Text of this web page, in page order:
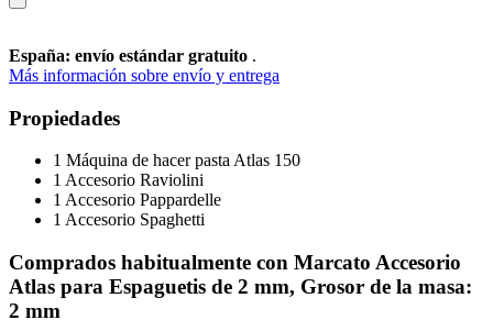
España: envío estándar gratuito .
Más información sobre envío y entrega
Propiedades
1 Máquina de hacer pasta Atlas 150
1 Accesorio Raviolini
1 Accesorio Pappardelle
1 Accesorio Spaghetti
Comprados habitualmente con Marcato Accesorio
Atlas para Espaguetis de 2 mm, Grosor de la masa:
2 mm